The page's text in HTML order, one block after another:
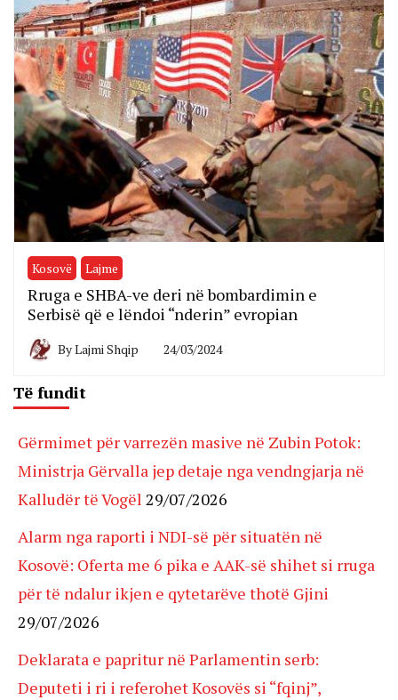
Kosovë Lajme
Rruga e SHBA-ve deri në bombardimin e
Serbisë që e lëndoi “nderin” evropian
ByLajmi Shqip 24/03/2024
Të fundit
Gërmimet për varrezën masive në Zubin Potok:
Ministrja Gërvalla jep detaje nga vendngjarja në
Kalludër të Vogël 29/07/2026
Alarm nga raporti i NDI-së për situatën në
Kosovë: Oferta me 6 pika e AAK-së shihet si rruga
për të ndalur ikjen e qytetarëve thotë Gjini
29/07/2026
Deklarata e papritur në Parlamentin serb:
Deputeti i ri i referohet Kosovës si “fqinj”,